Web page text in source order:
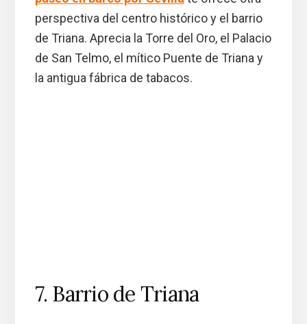
perspectiva del centro histórico y el barrio
de Triana. Aprecia la Torre del Oro, el Palacio
de San Telmo, el mítico Puente de Triana y
la antigua fábrica de tabacos.
7. Barrio de Triana